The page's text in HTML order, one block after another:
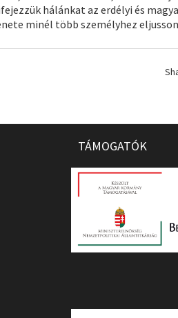
hálánkat az erdélyi és
minél több személyhez
TÁMOGATÓK